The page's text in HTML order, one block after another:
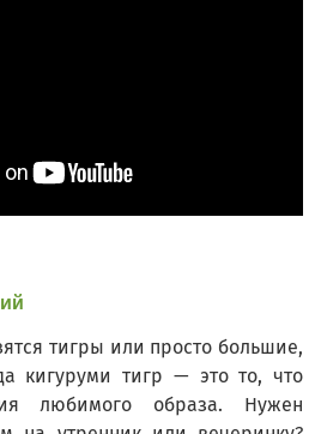
тигры или просто большие,
кигуруми тигр — это то, что
любимого образа. Нужен